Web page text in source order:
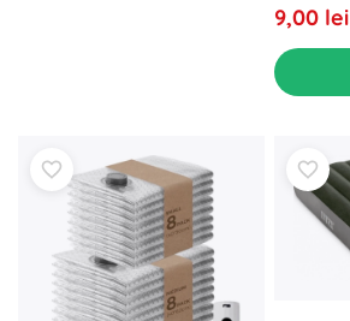
9,00 lei